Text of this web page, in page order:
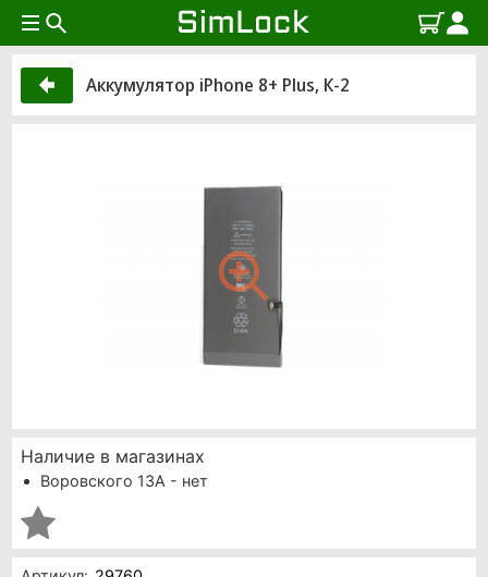
Аккумулятор iPhone 8+ Plus, К-2
Наличие в магазинах
Воровского 13А - нет